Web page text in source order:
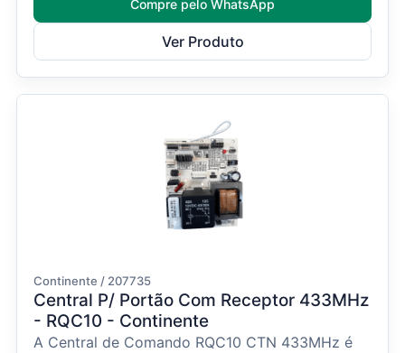
Compre pelo WhatsApp
Ver Produto
Continente / 207735
Central P/ Portão Com Receptor 433MHz
- RQC10 - Continente
A Central de Comando RQC10 CTN 433MHz é